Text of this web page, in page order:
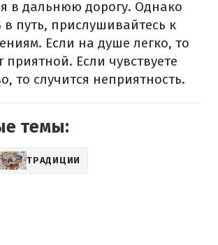
в дальнюю дорогу. Однако
в путь, прислушивайтесь к
Если на душе легко, то
приятной. Если чувствуете
то случится неприятность.
темы:
ТРАДИЦИИ